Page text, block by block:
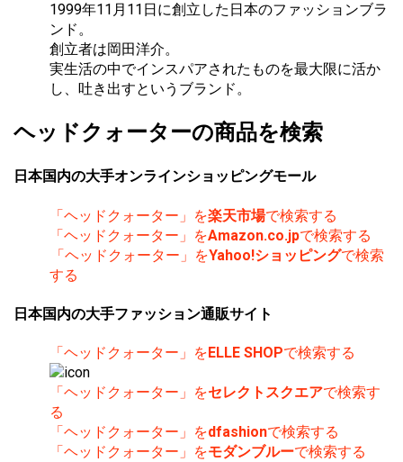
1999年11月11日に創立した日本のファッションブラ
ンド。
創立者は岡田洋介。
実生活の中でインスパアされたものを最大限に活か
し、吐き出すというブランド。
ヘッドクォーターの商品を検索
日本国内の大手オンラインショッピングモール
「ヘッドクォーター」を楽天市場で検索する
「ヘッドクォーター」をAmazon.co.jpで検索する
「ヘッドクォーター」をYahoo!ショッピングで検索
する
日本国内の大手ファッション通販サイト
「ヘッドクォーター」を ELLE SHOPで検索する
「ヘッドクォーター」をセレクトスクエアで検索す
る
「ヘッドクォーター」をdfashionで検索する
「ヘッドクォーター」をモダンブルーで検索する